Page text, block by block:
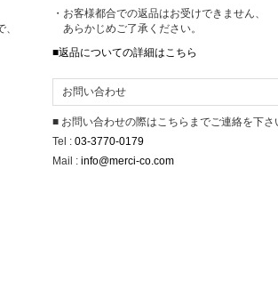
・お客様都合での返品はお受けできません、
あらかじめご了承ください。
■返品についての詳細はこちら
お問い合わせ
■ お問い合わせの際はこちらまでご連絡を下さ
Tel : 03-3770-0179
Mail : info@merci-co.com